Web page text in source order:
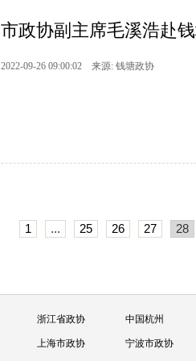
市政协副主席毛溪浩赴
2022-09-26 09:00:02 来源: 钱塘政协
1 ... 25 26 27 28
浙江省政协 中国杭州
上海市政协 宁波市政协